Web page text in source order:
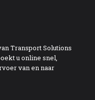
Transport Solutions
u online snel,
van en naar